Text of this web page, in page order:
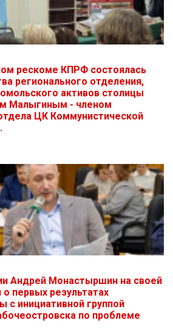
рескоме КПРФ состоялась
регионального отделения,
активов столицы
Малыгиным - членом
ЦК Коммунистической
Андрей Монастыршин на своей
первых результатах
с инициативной группой
по проблеме